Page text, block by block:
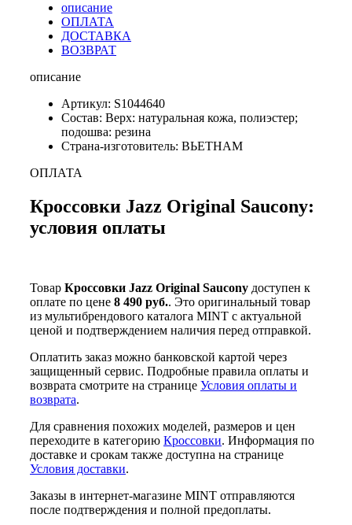
описание
ОПЛАТА
ДОСТАВКА
ВОЗВРАТ
описание
Артикул: S1044640
Состав: Верх: натуральная кожа, полиэстер;
подошва: резина
Страна-изготовитель: ВЬЕТНАМ
ОПЛАТА
Кроссовки Jazz Original Saucony:
условия оплаты
Товар Кроссовки Jazz Original Saucony доступен к
оплате по цене 8 490 руб.. Это оригинальный товар
из мультибрендового каталога MINT с актуальной
ценой и подтверждением наличия перед отправкой.
Оплатить заказ можно банковской картой через
защищенный сервис. Подробные правила оплаты и
возврата смотрите на странице Условия оплаты и
возврата.
Для сравнения похожих моделей, размеров и цен
переходите в категорию Кроссовки. Информация по
доставке и срокам также доступна на странице
Условия доставки.
Заказы в интернет-магазине MINT отправляются
после подтверждения и полной предоплаты.